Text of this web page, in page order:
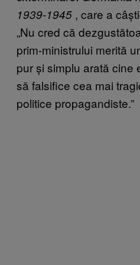
1939-1945 , care a
„Nu cred că
prim-ministrului merită
pur și simplu arată cine
să falsifice cea mai
politice propagandiste.”